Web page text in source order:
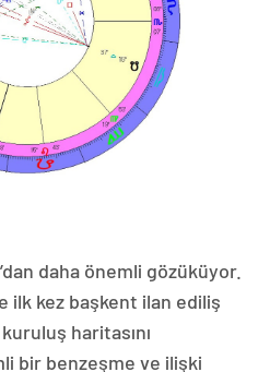
daha önemli gözüküyor.
ilk kez başkent ilan ediliş
haritasını
bir benzeşme ve ilişki